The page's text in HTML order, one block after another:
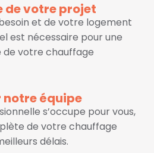
de votre projet
et de votre logement
est nécessaire pour une
votre chauffage
équipe
s’occupe pour vous,
de votre chauffage
délais.